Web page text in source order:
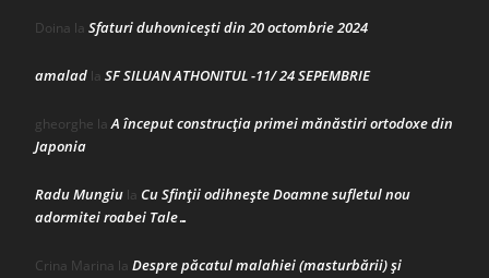
Doina la Sfaturi duhovnicești din 20 octombrie 2024
amalad la SF SILUAN ATHONITUL -11/ 24 SEPEMBRIE
gheorghe laA început construcţia primei mănăstiri ortodoxe din
Japonia
Radu Mungiu la Cu Sfinții odihnește Doamne sufletul nou
adormitei roabei Tale…
Crina Marina la Despre păcatul malahiei (masturbării) şi